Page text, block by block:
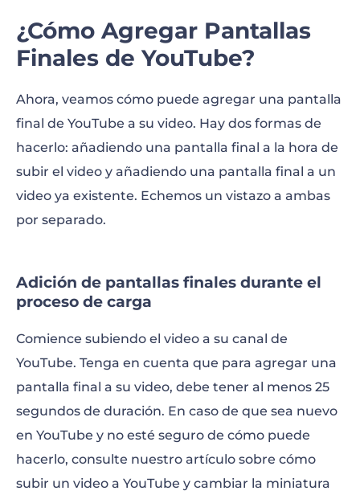
¿Cómo Agregar Pantallas
Finales de YouTube?
Ahora, veamos cómo puede agregar una pantalla
final de YouTube a su video. Hay dos formas de
hacerlo: añadiendo una pantalla final a la hora de
subir el video y añadiendo una pantalla final a un
video ya existente. Echemos un vistazo a ambas
por separado.
Adición de pantallas finales durante el
proceso de carga
Comience subiendo el video a su canal de
YouTube. Tenga en cuenta que para agregar una
pantalla final a su video, debe tener al menos 25
segundos de duración. En caso de que sea nuevo
en YouTube y no esté seguro de cómo puede
hacerlo, consulte nuestro artículo sobre cómo
subir un video a YouTube y cambiar la miniatura